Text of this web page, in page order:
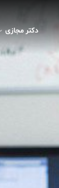
دکتر مجازی